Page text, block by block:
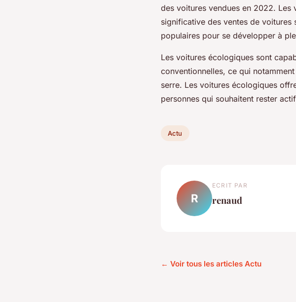
des voitures vendues en 2022. Les
significative des ventes de voitures
populaires pour se développer à
Les voitures écologiques sont
conventionnelles, ce qui
serre. Les voitures écologiques
personnes qui souhaitent rester
Actu
R
ECRIT PAR
renaud
← Voir tous les articles Actu